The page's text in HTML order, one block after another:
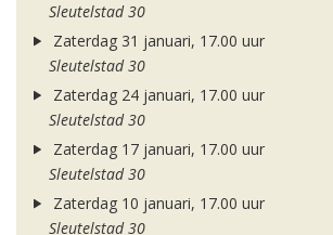
Sleutelstad 30
Zaterdag 31 januari, 17.00 uur
Sleutelstad 30
Zaterdag 24 januari, 17.00 uur
Sleutelstad 30
Zaterdag 17 januari, 17.00 uur
Sleutelstad 30
Zaterdag 10 januari, 17.00 uur
Sleutelstad 30